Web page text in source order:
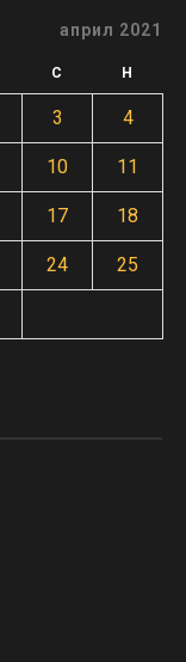
април 2021
С Н
3 4
10 11
17 18
24 25